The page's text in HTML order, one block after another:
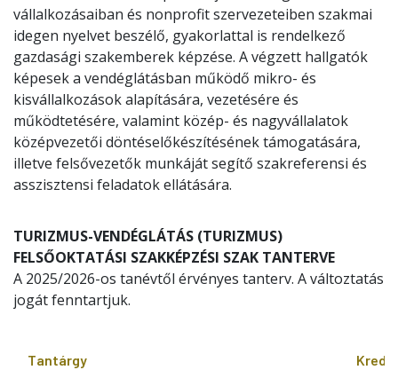
vállalkozásaiban és nonprofit szervezeteiben szakmai
idegen nyelvet beszélő, gyakorlattal is rendelkező
gazdasági szakemberek képzése. A végzett hallgatók
képesek a vendéglátásban működő mikro- és
kisvállalkozások alapítására, vezetésére és
működtetésére, valamint közép- és nagyvállalatok
középvezetői döntéselőkészítésének támogatására,
illetve felsővezetők munkáját segítő szakreferensi és
asszisztensi feladatok ellátására.
TURIZMUS-VENDÉGLÁTÁS (TURIZMUS)
FELSŐOKTATÁSI SZAKKÉPZÉSI SZAK TANTERVE
A 2025/2026-os tanévtől érvényes tanterv. A változtatás
jogát fenntartjuk.
Tantárgy Kredit